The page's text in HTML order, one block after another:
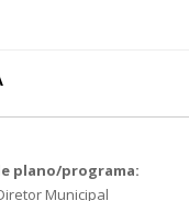
plano/programa:
Municipal